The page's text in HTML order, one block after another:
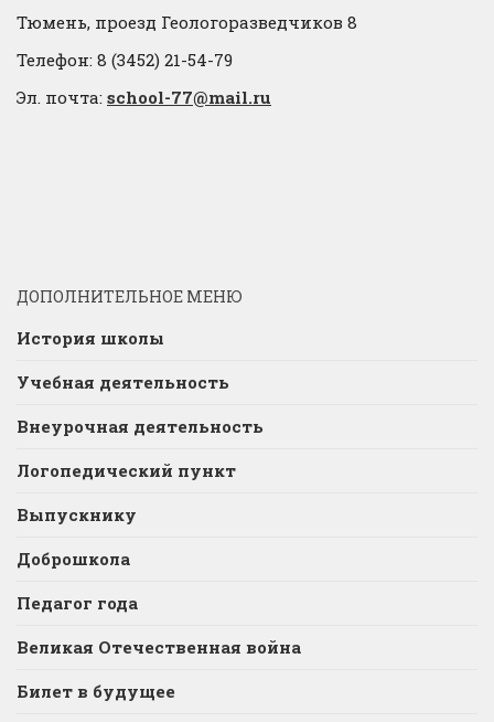
Тюмень, проезд Геологоразведчиков 8
Телефон: 8 (3452) 21-54-79
Эл. почта: school-77@mail.ru
ДОПОЛНИТЕЛЬНОЕ МЕНЮ
История школы
Учебная деятельность
Внеурочная деятельность
Логопедический пункт
Выпускнику
Доброшкола
Педагог года
Великая Отечественная война
Билет в будущее